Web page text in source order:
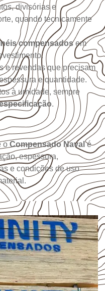
divisórias e
quando tecnicamente
compensadosem
e revendas que precisam
e quantidade.
à umidade, sempre
.
o Compensado Naval é
espessura,
e condições de uso